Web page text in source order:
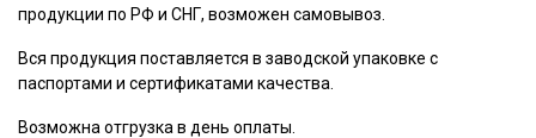
продукции по РФ и СНГ, возможен самовывоз.
Вся продукция поставляется в заводской упаковке с
паспортами и сертификатами качества.
Возможна отгрузка в день оплаты.